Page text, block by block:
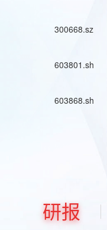
300668.sz
603801.sh
603868.sh
研报